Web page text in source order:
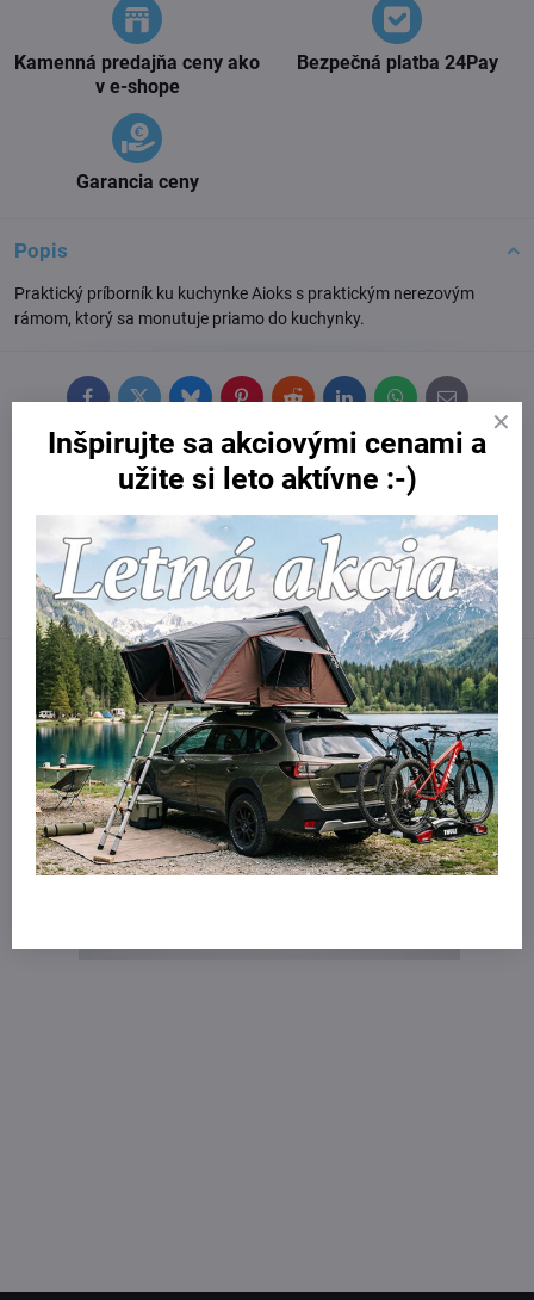
Kamenná predajňa ceny ako
v e-shope
Bezpečná platba 24Pay
Garancia ceny
Popis
Praktický príborník ku kuchynke Aioks s praktickým nerezovým
rámom, ktorý sa monutuje priamo do kuchynky.
FacebookTwitterBlueskyPinterestRedditLinkedInWhatsApp
E-
Potrebujete poradiť?
obchod​@northline​.sk
Inšpirujte sa akciovými cenami a
užite si leto aktívne :-)